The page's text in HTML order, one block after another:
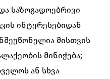
საზოგადოებრივი
ინტერესებიდან
მისთვის
მინიჭება;
ან სხვა